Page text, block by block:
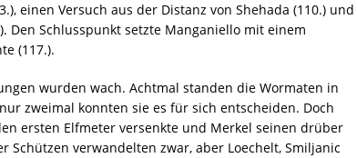
einen Versuch aus der Distanz von Shehada (110.) und
Den Schlusspunkt setzte Manganiello mit einem
(117.).
wurden wach. Achtmal standen die Wormaten in
zweimal konnten sie es für sich entscheiden. Doch
ersten Elfmeter versenkte und Merkel seinen drüber
Schützen verwandelten zwar, aber Loechelt, Smiljanic